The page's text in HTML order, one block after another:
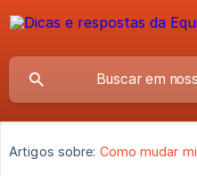
Artigos sobre: Como mudar